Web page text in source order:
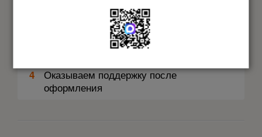
Проводим испытания
Оформляем свидетельство
4
Оказываем поддержку после
оформления